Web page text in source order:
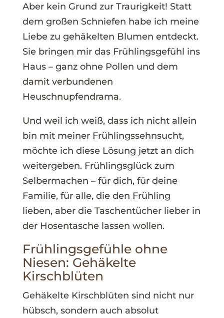
Aber kein Grund zur Traurigkeit! Statt
dem großen Schniefen habe ich meine
Liebe zu gehäkelten Blumen entdeckt.
Sie bringen mir das Frühlingsgefühl ins
Haus – ganz ohne Pollen und dem
damit verbundenen
Heuschnupfendrama.
Und weil ich weiß, dass ich nicht allein
bin mit meiner Frühlingssehnsucht,
möchte ich diese Lösung jetzt an dich
weitergeben. Frühlingsglück zum
Selbermachen – für dich, für deine
Familie, für alle, die den Frühling
lieben, aber die Taschentücher lieber in
der Hosentasche lassen wollen.
Frühlingsgefühle ohne
Niesen: Gehäkelte
Kirschblüten
Gehäkelte Kirschblüten sind nicht nur
hübsch, sondern auch absolut